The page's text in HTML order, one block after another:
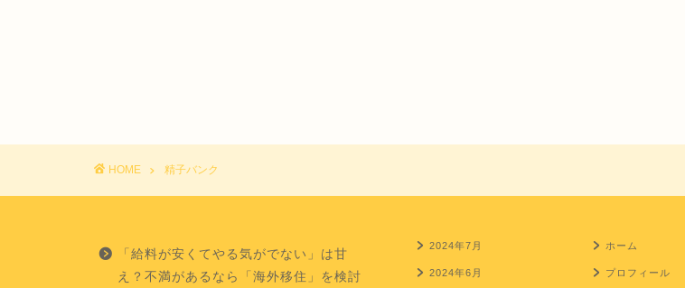
HOME 精子バンク
「給料が安くてやる気がでない」は甘
え？不満があるなら「海外移住」を検討
2024年7月
2024年6月
ホーム
プロフィール